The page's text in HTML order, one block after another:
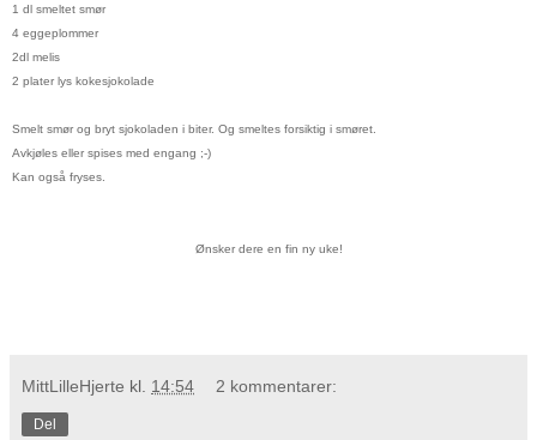
1 dl smeltet smør
4 eggeplommer
2dl melis
2 plater lys kokesjokolade
Smelt smør og bryt sjokoladen i biter. Og smeltes forsiktig i smøret.
Avkjøles eller spises med engang ;-)
Kan også fryses.
Ønsker dere en fin ny uke!
MittLilleHjerte kl. 14:54 2 kommentarer:
Del